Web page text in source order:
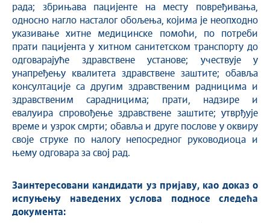
рада; збрињава пацијенте на месту повређивања,
односно нагло насталог обољења, којима је неопходно
указивање хитне медицинске помоћи, по потреби
прати пацијента у хитном санитетском транспорту до
одговарајуће здравствене установе; учествује у
унапређењу квалитета здравствене заштите; обавља
консултације са другим здравственим радницима и
здравственим сарадницима; прати, надзире и
евалуира спровођење здравствене заштите; утврђује
време и узрок смрти; обавља и друге послове у оквиру
своје струке по налогу непосредног руководиоца и
њему одговара за свој рад.
Заинтересовани кандидати уз пријаву, као доказ о
испуњењу наведених услова подносе следећа
документа: